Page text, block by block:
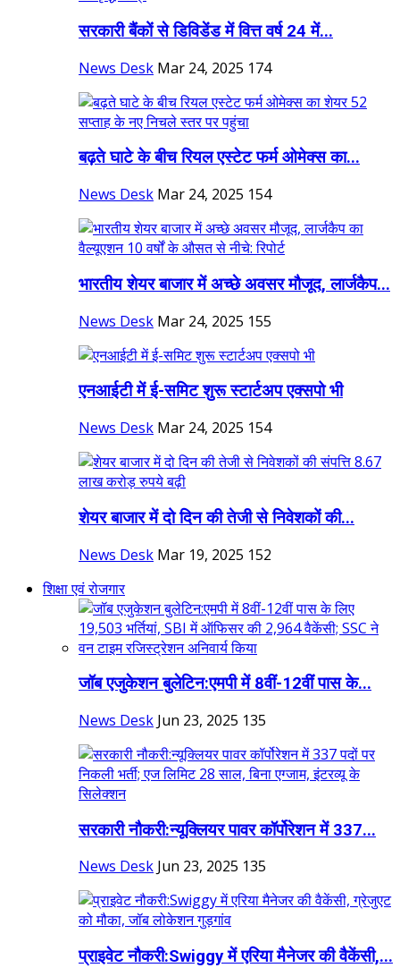
सरकारी बैंकों से डिविडेंड में वित्त वर्ष 24 में...
News Desk Mar 24, 2025 174
बढ़ते घाटे के बीच रियल एस्टेट फर्म ओमेक्स का...
News Desk Mar 24, 2025 154
भारतीय शेयर बाजार में अच्छे अवसर मौजूद, लार्जकैप...
News Desk Mar 24, 2025 155
एनआईटी में ई-समिट शुरू स्टार्टअप एक्सपो भी
News Desk Mar 24, 2025 154
शेयर बाजार में दो दिन की तेजी से निवेशकों की...
News Desk Mar 19, 2025 152
शिक्षा एवं रोजगार
जॉब एजुकेशन बुलेटिन:एमपी में 8वीं-12वीं पास के...
News Desk Jun 23, 2025 135
सरकारी नौकरी:न्यूक्लियर पावर कॉर्पोरेशन में 337...
News Desk Jun 23, 2025 135
प्राइवेट नौकरी:Swiggy में एरिया मैनेजर की वैकेंसी,...